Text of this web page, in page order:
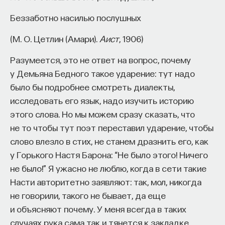
Беззаботно насилью послушных
(М. О. Цетлин (Амари). Аист, 1906)
Разумеется, это не ответ на вопрос, почему
у Демьяна Бедного такое ударение: тут надо
было бы подробнее смотреть диалекты,
исследовать его язык, надо изучить историю
этого слова. Но мы можем сразу сказать, что
не то чтобы тут поэт переставил ударение, чтобы
слово влезло в стих, не станем дразнить его, как
у Горького Настя Барона: “Не было этого! Ничего
не было!” Я ужасно не люблю, когда в сети такие
Насти авторитетно заявляют: так, мол, никогда
не говорили, такого не бывает, да еще
и объясняют почему. У меня всегда в таких
случаях рука сама так и тянется к закладке
государство.
Поэтому рассказ о призвании варягов я бы
не брал в качестве свидетельства о реальных
событиях. Хотя князья, наверное, приглашались.
Скорее всего, приглашались и варяги. Если
мы посмотрим родословную наших князей,
то окажется, что у всех матери — иноземки и что
все они были, мягко говоря, невосточными
славянами, хотя все князья были нашими. Но это
ни о чем не говорит. Вернее, это говорит
о культурном контексте, в котором создавалась
«Повесть временных лет».
Автор ее достаточно начитанный человек.
Он знает хорошо греческие тексты,